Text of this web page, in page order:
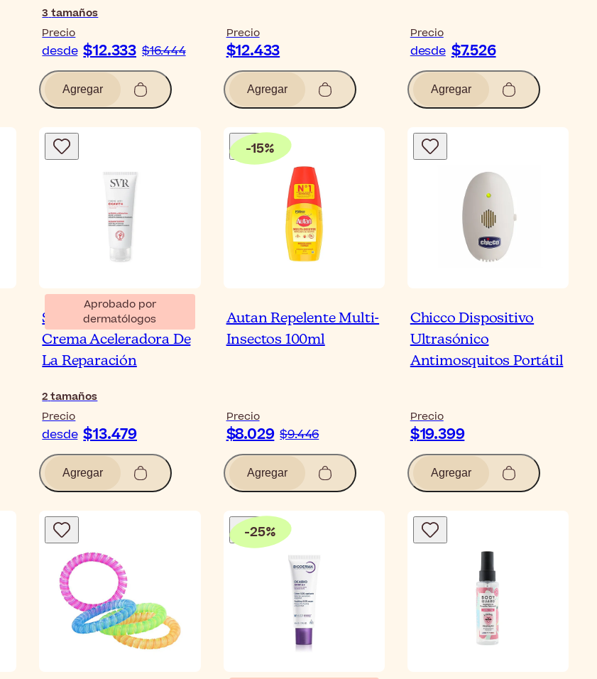
3 tamaños
Precio
desde $12.333 $16.444
Agregar
Precio
$12.433
Agregar
Precio
desde $7.526
Agregar
Aprobado por
dermatólogos
SVR Cicavit+ HPPI
Crema Aceleradora De
La Reparación
2 tamaños
Precio
desde $13.479
Agregar
-15%
Autan Repelente Multi-
Insectos 100ml
Precio
$8.029 $9.446
Agregar
Chicco Dispositivo
Ultrasónico
Antimosquitos Portátil
Precio
$19.399
Agregar
-25%